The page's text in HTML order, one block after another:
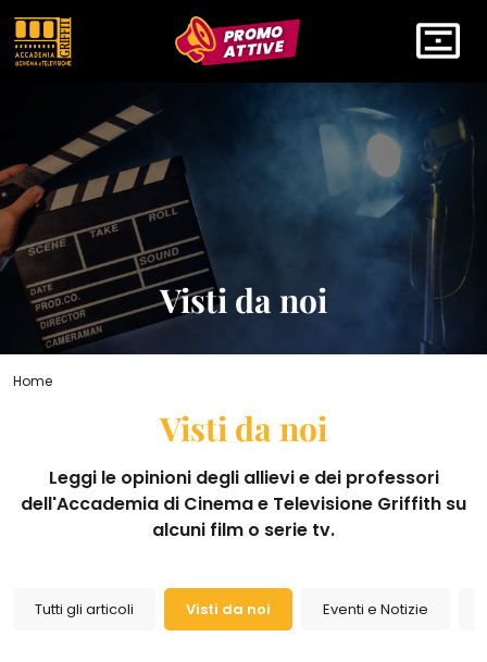
PROMO
ATTIVE
Visti da noi
Home
Visti da noi
Leggi le opinioni degli allievi e dei professori
dell'Accademia di Cinema e Televisione Griffith su
alcuni film o serie tv.
Tutti gli articoli Eventi e Notizie
Visti da noi